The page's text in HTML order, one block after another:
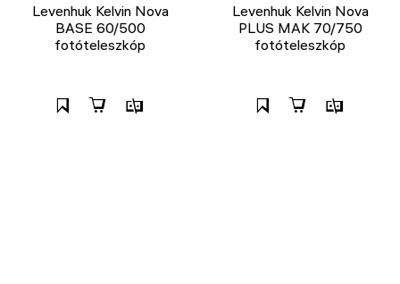
Levenhuk Kelvin Nova
BASE 60/500
fotóteleszkóp
Levenhuk Kelvin Nova
PLUS MAK 70/750
fotóteleszkóp